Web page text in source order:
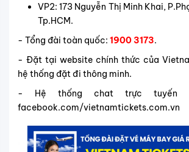
VP2: 173 Nguyễn Thị Minh Khai,
Tp.HCM.
- Tổng đài toàn quốc: 1900 3173.
- Đặt tại website chính thức của
hệ thống đặt đi thông minh.
- Hệ thống chat trực tuyến
facebook.com/vietnamtickets.com.vn